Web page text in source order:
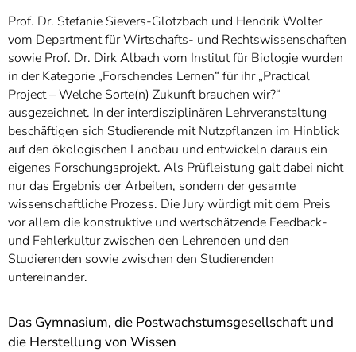
Prof. Dr. Stefanie Sievers-Glotzbach und Hendrik Wolter
vom Department für Wirtschafts- und Rechtswissenschaften
sowie Prof. Dr. Dirk Albach vom Institut für Biologie wurden
in der Kategorie „Forschendes Lernen“ für ihr „Practical
Project – Welche Sorte(n) Zukunft brauchen wir?“
ausgezeichnet. In der interdisziplinären Lehrveranstaltung
beschäftigen sich Studierende mit Nutzpflanzen im Hinblick
auf den ökologischen Landbau und entwickeln daraus ein
eigenes Forschungsprojekt. Als Prüfleistung galt dabei nicht
nur das Ergebnis der Arbeiten, sondern der gesamte
wissenschaftliche Prozess. Die Jury würdigt mit dem Preis
vor allem die konstruktive und wertschätzende Feedback-
und Fehlerkultur zwischen den Lehrenden und den
Studierenden sowie zwischen den Studierenden
untereinander.
Das Gymnasium, die Postwachstumsgesellschaft und
die Herstellung von Wissen